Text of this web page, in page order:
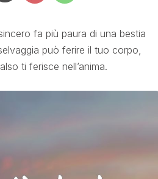
fa più paura di una bestia
può ferire il tuo corpo,
ti ferisce nell’anima.